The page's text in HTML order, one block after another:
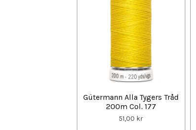
Gütermann Alla Tygers Tråd
200m Col. 177
51,00 kr